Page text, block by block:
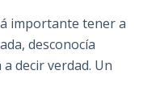
importante tener a
desconocía
decir verdad. Un